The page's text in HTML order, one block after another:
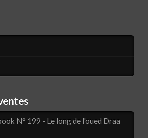
N° 199 - Le long de l'oued Draa